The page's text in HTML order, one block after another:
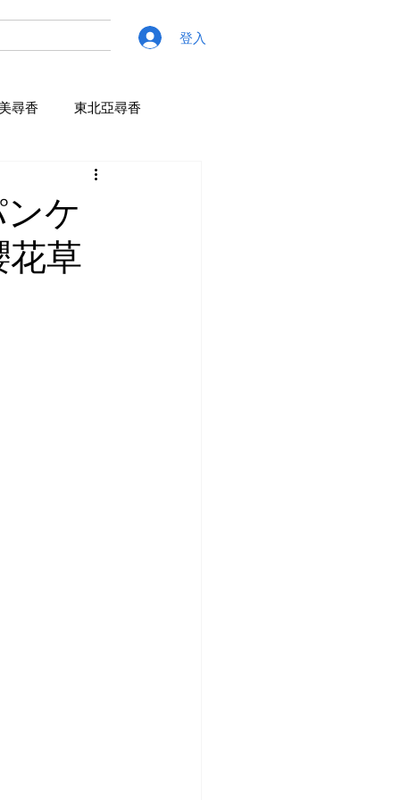
登入
尋香 東北亞尋香
ケ
花草